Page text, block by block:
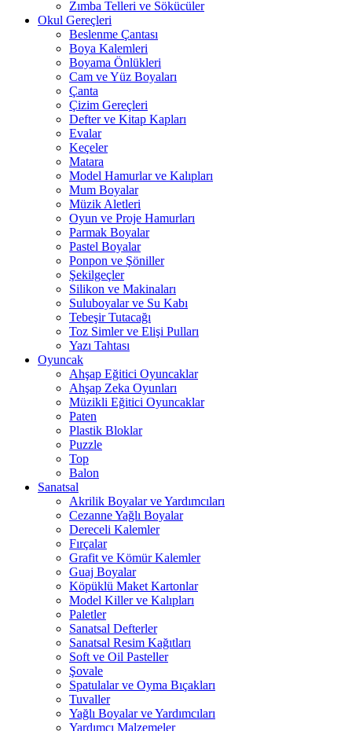
Zımba Telleri ve Sökücüler
Okul Gereçleri
Beslenme Çantası
Boya Kalemleri
Boyama Önlükleri
Cam ve Yüz Boyaları
Çanta
Çizim Gereçleri
Defter ve Kitap Kapları
Evalar
Keçeler
Matara
Model Hamurlar ve Kalıpları
Mum Boyalar
Müzik Aletleri
Oyun ve Proje Hamurları
Parmak Boyalar
Pastel Boyalar
Ponpon ve Şöniller
Şekilgeçler
Silikon ve Makinaları
Suluboyalar ve Su Kabı
Tebeşir Tutacağı
Toz Simler ve Elişi Pulları
Yazı Tahtası
Oyuncak
Ahşap Eğitici Oyuncaklar
Ahşap Zeka Oyunları
Müzikli Eğitici Oyuncaklar
Paten
Plastik Bloklar
Puzzle
Top
Balon
Sanatsal
Akrilik Boyalar ve Yardımcıları
Cezanne Yağlı Boyalar
Dereceli Kalemler
Fırçalar
Grafit ve Kömür Kalemler
Guaj Boyalar
Köpüklü Maket Kartonlar
Model Killer ve Kalıpları
Paletler
Sanatsal Defterler
Sanatsal Resim Kağıtları
Soft ve Oil Pasteller
Şovale
Spatulalar ve Oyma Bıçakları
Tuvaller
Yağlı Boyalar ve Yardımcıları
Yardımcı Malzemeler